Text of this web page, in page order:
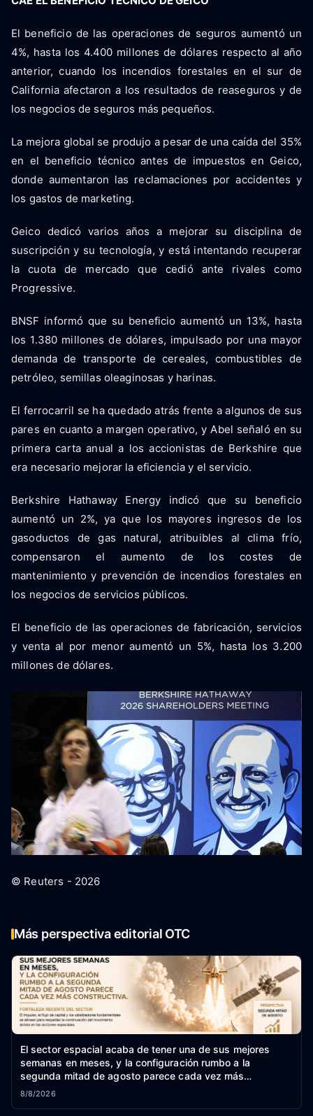
El beneficio de las operaciones de seguros aumentó un
4%, hasta los 4.400 millones de dólares respecto al año
anterior, cuando los incendios forestales en el sur de
California afectaron a los resultados de reaseguros y de
los negocios de seguros más pequeños.
La mejora global se produjo a pesar de una caída del 35%
en el beneficio técnico antes de impuestos en Geico,
donde aumentaron las reclamaciones por accidentes y
los gastos de marketing.
Geico dedicó varios años a mejorar su disciplina de
suscripción y su tecnología, y está intentando recuperar
la cuota de mercado que cedió ante rivales como
Progressive.
BNSF informó que su beneficio aumentó un 13%, hasta
los 1.380 millones de dólares, impulsado por una mayor
demanda de transporte de cereales, combustibles de
petróleo, semillas oleaginosas y harinas.
El ferrocarril se ha quedado atrás frente a algunos de sus
pares en cuanto a margen operativo, y Abel señaló en su
primera carta anual a los accionistas de Berkshire que
era necesario mejorar la eficiencia y el servicio.
Berkshire Hathaway Energy indicó que su beneficio
aumentó un 2%, ya que los mayores ingresos de los
gasoductos de gas natural, atribuibles al clima frío,
compensaron el aumento de los costes de
mantenimiento y prevención de incendios forestales en
los negocios de servicios públicos.
El beneficio de las operaciones de fabricación, servicios
y venta al por menor aumentó un 5%, hasta los 3.200
millones de dólares.
© Reuters - 2026
Más perspectiva editorial OTC
El sector espacial acaba de tener una de sus mejores
semanas en meses, y la configuración rumbo a la
segunda mitad de agosto parece cada vez más
constructiva.
8/8/2026